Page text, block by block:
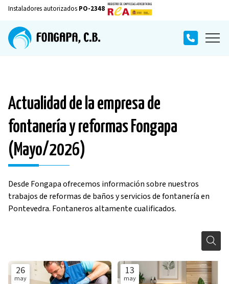
Instaladores autorizados PO-2348
Actualidad de la empresa de
fontanería y reformas Fongapa
(Mayo/2026)
Desde Fongapa ofrecemos información sobre nuestros
trabajos de reformas de baños y servicios de fontanería en
Pontevedra. Fontaneros altamente cualificados.
26
may
13
may